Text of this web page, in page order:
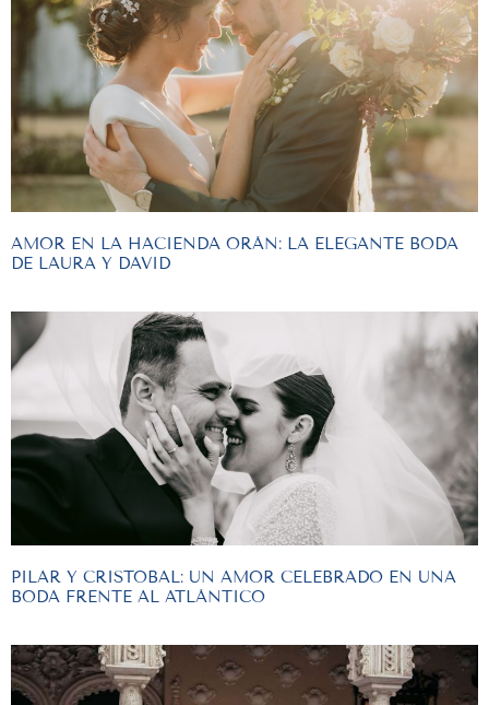
AMOR EN LA HACIENDA ORÁN: LA ELEGANTE BODA
DE LAURA Y DAVID
PILAR Y CRISTOBAL: UN AMOR CELEBRADO EN UNA
BODA FRENTE AL ATLÁNTICO